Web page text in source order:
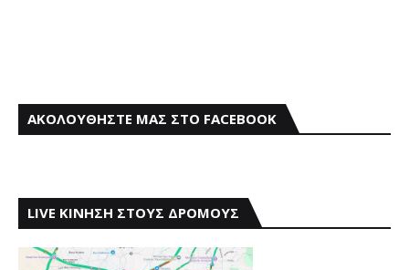
ΑΚΟΛΟΥΘΗΣΤΕ ΜΑΣ ΣΤΟ FACEBOOK
LIVE ΚΙΝΗΣΗ ΣΤΟΥΣ ΔΡΟΜΟΥΣ